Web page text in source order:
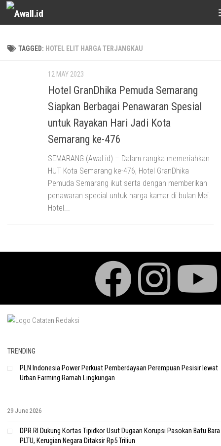
Skip to content
TAGGED: HOTEL ELIT HARGA TERJANGKAU
12 MAY 2023
Hotel GranDhika Pemuda Semarang
Siapkan Berbagai Penawaran Spesial
untuk Rayakan Hari Jadi Kota
Semarang ke-476
SEMARANG (Awal.id) – Dalam rangka memeriahkan
HUT Kota Semarang ke-476, Hotel GranDhika
Pemuda Semarang ikut serta dengan memberikan
penawaran special untuk harga kamar di bulan Mei.
Hotel...
TRENDING
PLN Indonesia Power Perkuat Pemberdayaan Perempuan Pesisir lewat
Urban Farming Ramah Lingkungan
29 June 2026
DPR RI Dukung Kortas Tipidkor Usut Dugaan Korupsi Pasokan Batu Bara
PLTU, Kerugian Negara Ditaksir Rp5 Triliun